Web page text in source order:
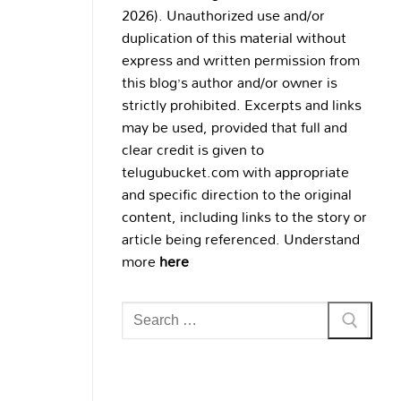
2026). Unauthorized use and/or
duplication of this material without
express and written permission from
this blog’s author and/or owner is
strictly prohibited. Excerpts and links
may be used, provided that full and
clear credit is given to
telugubucket.com with appropriate
and specific direction to the original
content, including links to the story or
article being referenced. Understand
morehere
Search
for: